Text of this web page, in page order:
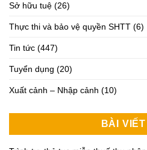
Sở hữu tuệ (26)
Thực thi và bảo vệ quyền SHTT (6)
Tin tức (447)
Tuyển dụng (20)
Xuất cảnh – Nhập cảnh (10)
BÀI VIẾT